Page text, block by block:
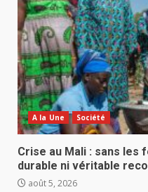
A la Une Société
Crise au Mali : sans les
durable ni véritable
août 5, 2026